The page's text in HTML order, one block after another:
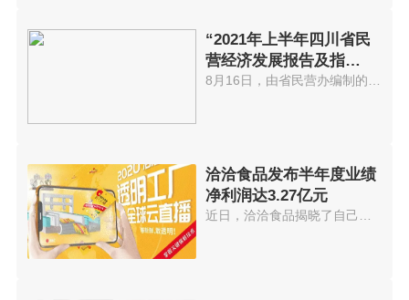
“2021年上半年四川省民
营经济发展报告及指
数”出炉
8月16日，由省民营办编制的2021...
洽洽食品发布半年度业绩
净利润达3.27亿元
近日，洽洽食品揭晓了自己的半年...